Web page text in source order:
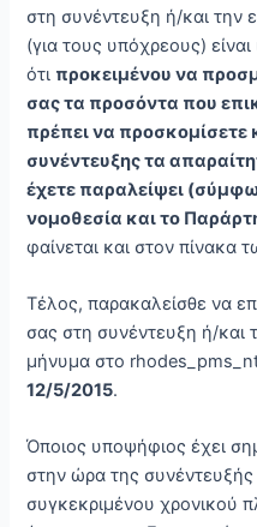
στη συνέντευξη ή/και την
(για τους υπόχρεους)
ότι προκειμένου να
σας τα προσόντα που
πρέπει να προσκομίσετε
συνέντευξης τα
έχετε παραλείψει
νομοθεσία και το
φαίνεται και στον πίνακα
Τέλος, παρακαλείσθε να
σας στη συνέντευξη ή/και
μήνυμα στο
12/5/2015.
Όποιος υποψήφιος έχει
στην ώρα της συνέντευξής
συγκεκριμένου χρονικού